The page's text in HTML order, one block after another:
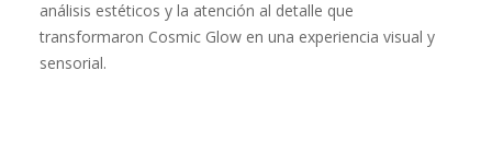
análisis estéticos y la atención al detalle que
transformaron Cosmic Glow en una experiencia visual y
sensorial.